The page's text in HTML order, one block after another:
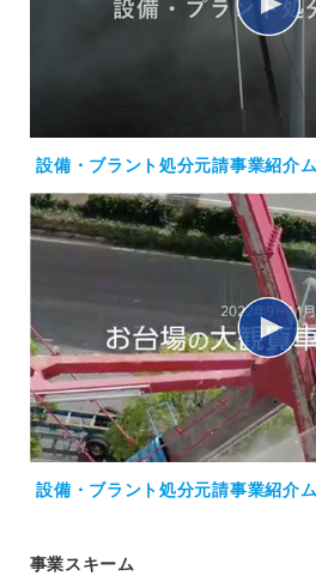
設備・ブラント処分元請事業紹
設備・ブラント処分元請事業紹
事業スキーム